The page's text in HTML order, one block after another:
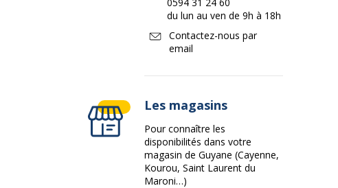
du lun au ven de 9h à 18h
Contactez-nous par
email
Les magasins
Pour connaître les
disponibilités dans votre
magasin de Guyane (Cayenne,
Kourou, Saint Laurent du
Maroni…)